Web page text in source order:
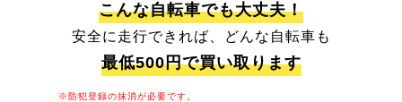
こんな自転車でも大丈夫！
安全に走行できれば、どんな自転車も
最低500円で買い取ります
※防犯登録の抹消が必要です。